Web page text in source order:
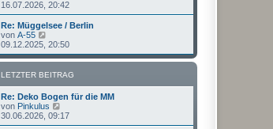
a
g
t
r
B
e
i
t
a
g
e
u
e
t
r
B
e
i
t
a
16.07.2026, 20:42
Re: Müggelsee / Berlin
von A-55
e
u
e
s
r
B
e
09.12.2025, 20:50
LETZTER BEITRAG
Re: Deko Bogen für die MM
von Pinkulus
e
u
30.06.2026, 09:17